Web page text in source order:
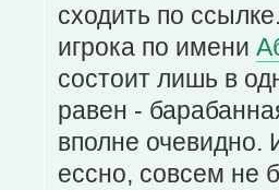
сходить по
игрока по имени
состоит лишь в
равен -
вполне очевидно.
ессно, совсем не